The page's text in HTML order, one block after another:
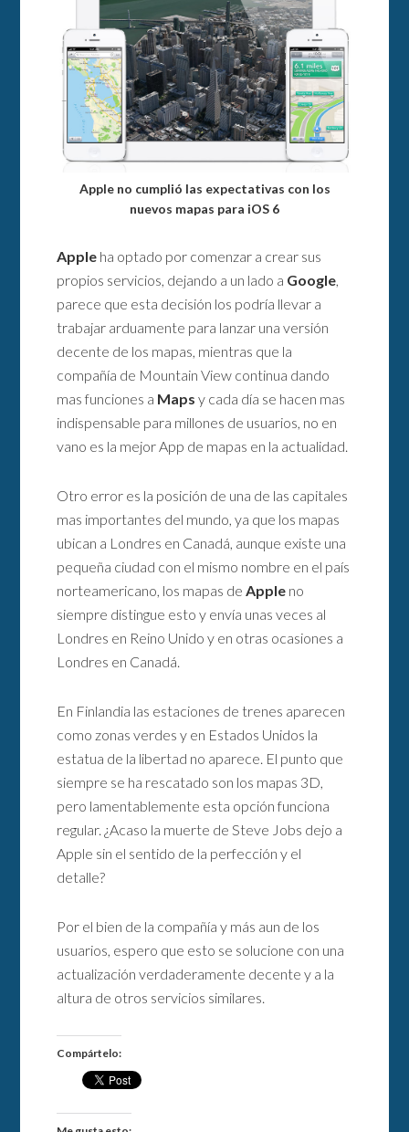
Apple no cumplió las expectativas con los
nuevos mapas para iOS 6
Apple ha optado por comenzar a crear sus
propios servicios, dejando a un lado a Google,
parece que esta decisión los podría llevar a
trabajar arduamente para lanzar una versión
decente de los mapas, mientras que la
compañía de Mountain View continua dando
mas funciones a Maps y cada día se hacen mas
indispensable para millones de usuarios, no en
vano es la mejor App de mapas en la actualidad.
Otro error es la posición de una de las capitales
mas importantes del mundo, ya que los mapas
ubican a Londres en Canadá, aunque existe una
pequeña ciudad con el mismo nombre en el país
norteamericano, los mapas deApple no
siempre distingue esto y envía unas veces al
Londres en Reino Unido y en otras ocasiones a
Londres en Canadá.
En Finlandia las estaciones de trenes aparecen
como zonas verdes y en Estados Unidos la
estatua de la libertad no aparece. El punto que
siempre se ha rescatado son los mapas 3D,
pero lamentablemente esta opción funciona
regular. ¿Acaso la muerte de Steve Jobs dejo a
Apple sin el sentido de la perfección y el
detalle?
Por el bien de la compañía y más aun de los
usuarios, espero que esto se solucione con una
actualización verdaderamente decente y a la
altura de otros servicios similares.
Compártelo: